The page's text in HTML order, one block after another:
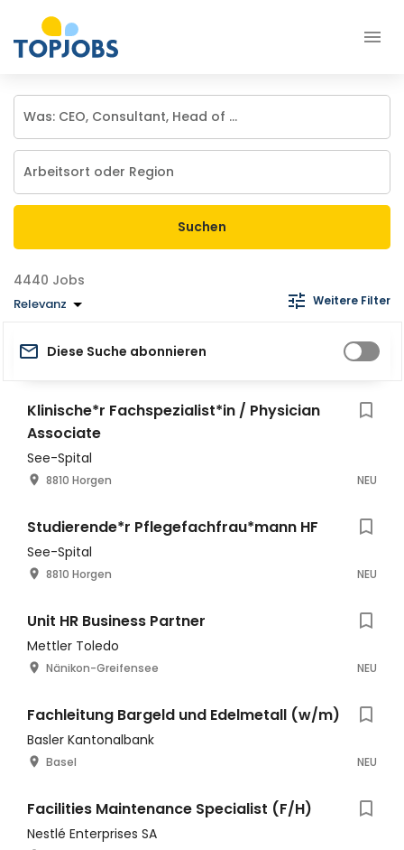
Suchen
Jobs
Relevanz Weitere Filter
Diese Suche abonnieren
Klinische*r Fachspezialist*in / Physician
Associate
See-Spital
8810 Horgen NEU
Studierende*r Pflegefachfrau*mann HF
See-Spital
8810 Horgen NEU
Unit HR Business Partner
Mettler Toledo
Nänikon-Greifensee NEU
Fachleitung Bargeld und Edelmetall (w/m)
Basler Kantonalbank
Basel NEU
Facilities Maintenance Specialist (F/H)
Nestlé Enterprises SA